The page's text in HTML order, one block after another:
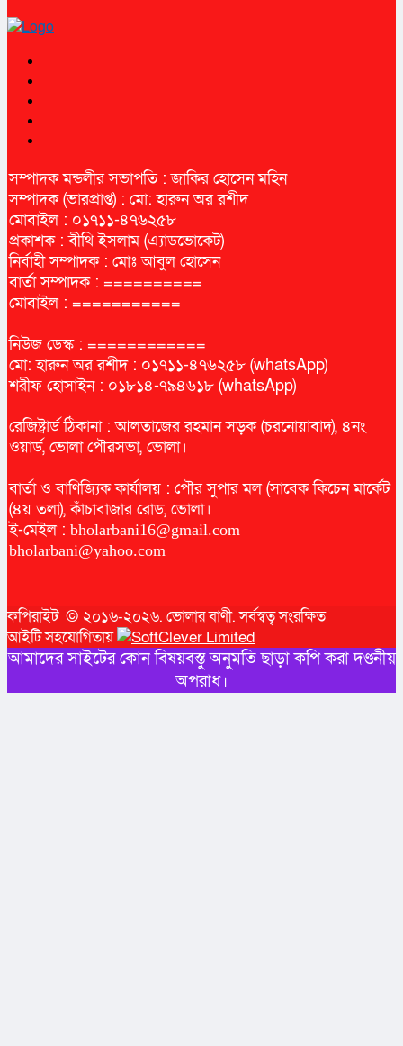
সম্পাদক মন্ডলীর সভাপতি : জাকির হোসেন মহিন
সম্পাদক (ভারপ্রাপ্ত) : মো: হারুন অর রশীদ
মোবাইল : ০১৭১১-৪৭৬২৫৮
প্রকাশক : বীথি ইসলাম (এ্যাডভোকেট)
নির্বাহী সম্পাদক : মোঃ আবুল হোসেন
বার্তা সম্পাদক : ==========
মোবাইল : ===========
নিউজ ডেস্ক : ============
মো: হারুন অর রশীদ : ০১৭১১-৪৭৬২৫৮ (whatsApp)
শরীফ হোসাইন : ০১৮১৪-৭৯৪৬১৮ (whatsApp)
রেজিষ্ট্রার্ড ঠিকানা : আলতাজের রহমান সড়ক (চরনোয়াবাদ), ৪নং
ওয়ার্ড, ভোলা পৌরসভা, ভোলা।
বার্তা ও বাণিজ্যিক কার্যালয় : পৌর সুপার মল (সাবেক কিচেন মার্কেট
(৪য় তলা), কাঁচাবাজার রোড, ভোলা।
ই-মেইল : bholarbani16@gmail.com
bholarbani@yahoo.com
কপিরাইট © ২০১৬-২০২৬. ভোলার বাণী. সর্বস্বত্ব সংরক্ষিত
আইটি সহযোগিতায়
আমাদের সাইটের কোন বিষয়বস্তু অনুমতি ছাড়া কপি করা দণ্ডনীয়
অপরাধ।